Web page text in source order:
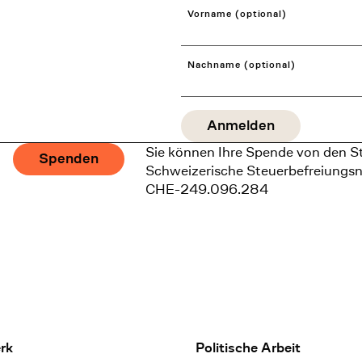
Vorname (optional)
Nachname (optional)
Spenden
Sie können Ihre Spende von den
Schweizerische
CHE-249.096.284
Politische Arbeit